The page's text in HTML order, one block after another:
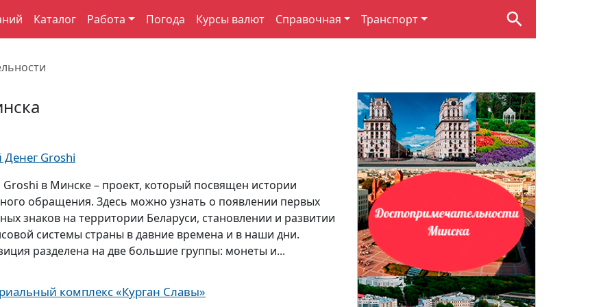
Каталог Работа Погода Курсы валют Справочная Транспорт
Денег Groshi
в Минске – проект, который посвящен истории
обращения. Здесь можно узнать о появлении первых
знаков на территории Беларуси, становлении и развитии
системы страны в давние времена и в наши дни.
разделена на две большие группы: монеты и...
комплекс «Курган Славы»